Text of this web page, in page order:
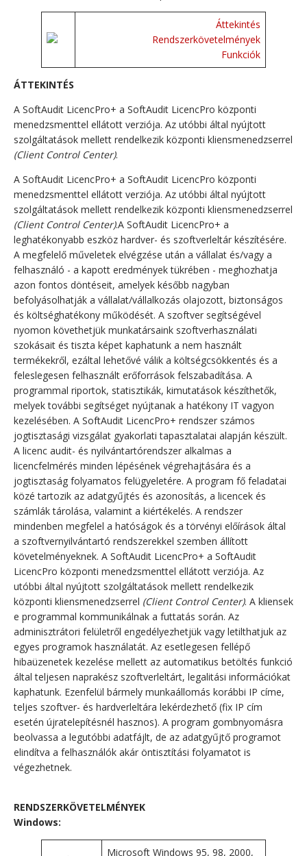
Áttekintés
Rendszerkövetelmények
Funkciók
ÁTTEKINTÉS
A SoftAudit LicencPro+ a SoftAudit LicencPro központi
menedzsmenttel ellátott verziója. Az utóbbi által nyújtott
szolgáltatások mellett rendelkezik központi kliensmenedzserrel
(Client Control Center).
A SoftAudit LicencPro+ a SoftAudit LicencPro központi
menedzsmenttel ellátott verziója. Az utóbbi által nyújtott
szolgáltatások mellett rendelkezik központi kliensmenedzserrel
(Client Control Center).A SoftAudit LicencPro+ a
leghatékonyabb eszköz hardver- és szoftverleltár készítésére.
A megfelelő műveletek elvégzése után a vállalat és/vagy a
felhasználó - a kapott eredmények tükrében - meghozhatja
azon fontos döntéseit, amelyek később nagyban
befolyásolhatják a vállalat/vállalkozás olajozott, biztonságos
és költséghatékony működését. A szoftver segítségével
nyomon követhetjük munkatársaink szoftverhasználati
szokásait és tiszta képet kaphatunk a nem használt
termékekről, ezáltal lehetővé válik a költségcsökkentés és a
feleslegesen felhasznált erőforrások felszabadítása. A
programmal riportok, statisztikák, kimutatások készíthetők,
melyek további segítséget nyújtanak a hatékony IT vagyon
kezelésében. A SoftAudit LicencPro+ rendszer számos
jogtisztasági vizsgálat gyakorlati tapasztalatai alapján készült.
A licenc audit- és nyilvántartórendszer alkalmas a
licencfelmérés minden lépésének végrehajtására és a
jogtisztaság folyamatos felügyeletére. A program fő feladatai
közé tartozik az adatgyűjtés és azonosítás, a licencek és
számlák tárolása, valamint a kiértékelés. A rendszer
mindenben megfelel a hatóságok és a törvényi előírások által
a szoftvernyilvántartó rendszerekkel szemben állított
követelményeknek. A SoftAudit LicencPro+ a SoftAudit
LicencPro központi menedzsmenttel ellátott verziója. Az
utóbbi által nyújtott szolgáltatások mellett rendelkezik
központi kliensmenedzserrel (Client Control Center). A kliensek
e programmal kommunikálnak a futtatás során. Az
adminisztrátori felületről engedélyezhetjük vagy letilthatjuk az
egyes programok használatát. Az esetlegesen fellépő
hibaüzenetek kezelése mellett az automatikus betöltés funkció
által teljesen naprakész szoftverleltárt, legalitási információkat
kaphatunk. Ezenfelül bármely munkaállomás korábbi IP címe,
teljes szoftver- és hardverleltára lekérdezhető (fix IP cím
esetén újratelepítésnél hasznos). A program gombnyomásra
beolvassa a legutóbbi adatfájlt, de az adatgyűjtő programot
elindítva a felhasználók akár öntisztítási folyamatot is
végezhetnek.
RENDSZERKÖVETELMÉNYEK
Windows:
Microsoft Windows 95, 98, 2000,